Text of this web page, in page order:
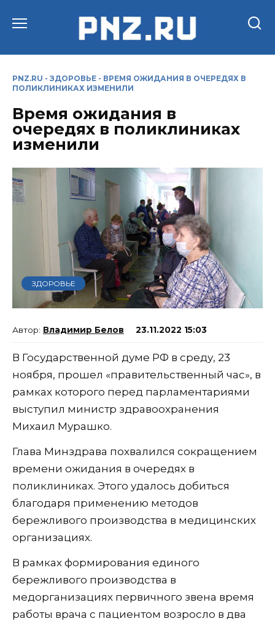
PNZ.RU - ЗДОРОВЬЕ - ВРЕМЯ ОЖИДАНИЯ В ОЧЕРЕДЯХ В
ПОЛИКЛИНИКАХ ИЗМЕНИЛИ
Время ожидания в
очередях в поликлиниках
изменили
ЗДОРОВЬЕ
Владимир Белов 23.11.2022 15:03
В Государственной думе РФ в среду, 23
ноября, прошел «правительственный час», в
рамках которого перед парламентариями
выступил министр здравоохранения
Михаил Мурашко.
Глава Минздрава похвалился сокращением
времени ожидания в очередях в
поликлиниках. Этого удалось добиться
благодаря применению методов
бережливого производства в медицинских
организациях.
В рамках формирования единого
бережливого производства в
медорганизациях первичного звена время
работы врача с пациентом возросло в два